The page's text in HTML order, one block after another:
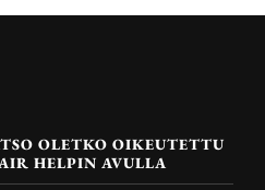
OLETKO OIKEUTETTU
HELPIN AVULLA